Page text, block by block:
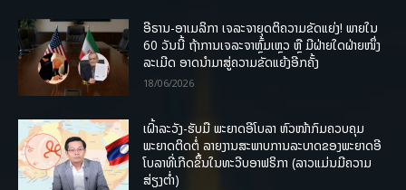
ອີຣານ-ອາເມລິກາ ເຈລະຈາຍຸດຕິຄວາມຂັດແຍ່ງ! ພາຍໃນ
60 ວັນນີ້ ຖ້າການເຈລະຈາຫຼົ້ມເຫຼວ ຫຼື ມີຝ່າຍໃດຝ່າຍໜຶ່ງ
ລະເມີດ ອາດນໍາມາສູ່ຄວາມຂັດແຍ້ງອີກຄັ້ງ
18/06/2026
ເຝົ້າລະວັງ-ຮັບມື ພະຍາດອີໂບລາ ຫົວໜ້າກົມຄວບຄຸມ
ພະຍາດຕິດຕໍ່ ລາຍງານສະພາບການລະບາດຂອງພະຍາດອີ
ໂບລາທີ່ເກີດຂຶ້ນໃນທະວີບອາຟຣິກາ (ລາວແມ່ນມີຄວາມ
ສ່ຽງຕໍ່າ)